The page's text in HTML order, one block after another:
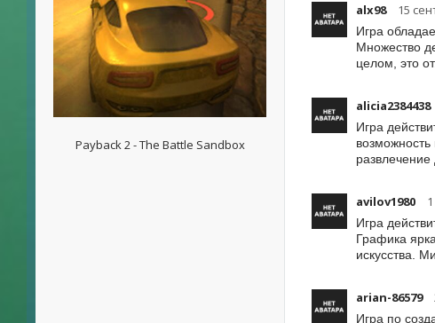
Payback 2 - The Battle Sandbox
alx98 15
Игра
Множество
целом, это
alicia2384438
Игра
avilov1980
Игра
Графика
искусства.
arian-86579
Игра по